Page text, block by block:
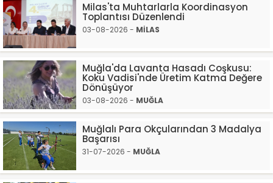
Milas'ta Muhtarlarla Koordinasyon
Toplantısı Düzenlendi
03-08-2026 - MİLAS
Muğla'da Lavanta Hasadı Coşkusu:
Koku Vadisi'nde Üretim Katma Değere
Dönüşüyor
03-08-2026 - MUĞLA
Muğlalı Para Okçularından 3 Madalya
Başarısı
31-07-2026 - MUĞLA